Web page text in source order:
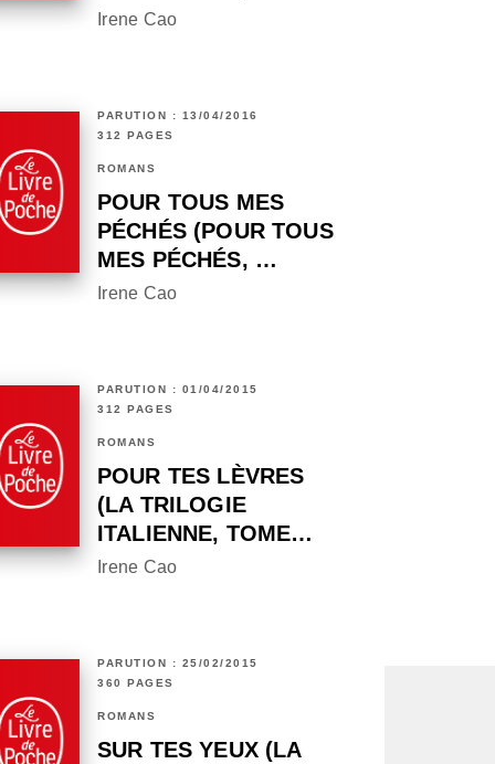
Irene Cao
PARUTION : 13/04/2016
312 PAGES
ROMANS
POUR TOUS MES
PÉCHÉS (POUR TOUS
MES PÉCHÉS, …
Irene Cao
PARUTION : 01/04/2015
312 PAGES
ROMANS
POUR TES LÈVRES
(LA TRILOGIE
ITALIENNE, TOME…
Irene Cao
PARUTION : 25/02/2015
360 PAGES
ROMANS
SUR TES YEUX (LA